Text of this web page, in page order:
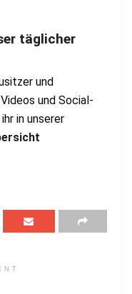
täglicher
und
und Social-
in unserer